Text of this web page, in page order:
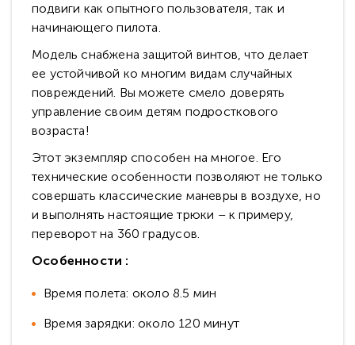
подвиги как опытного пользователя, так и
начинающего пилота.
Модель снабжена защитой винтов, что делает
ее устойчивой ко многим видам случайных
повреждений. Вы можете смело доверять
управление своим детям подросткового
возраста!
Этот экземпляр способен на многое. Его
технические особенности позволяют не только
совершать классические маневры в воздухе, но
и выполнять настоящие трюки – к примеру,
переворот на 360 градусов.
Особенности :
Время полета: около 8.5 мин
Время зарядки: около 120 минут